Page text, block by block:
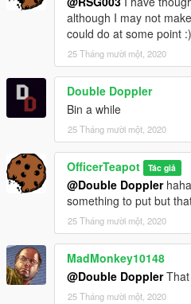
although I may not
could do at some point :)
25 Tháng mười một, 2020
Double Doppler
Bin a while
25 Tháng mười một, 2020
OfficerTeapot Tác giả
@Double Doppler
something to put but
25 Tháng mười một, 2020
MadMonkey10148
@Double DopplerThat
25 Tháng mười một, 2020